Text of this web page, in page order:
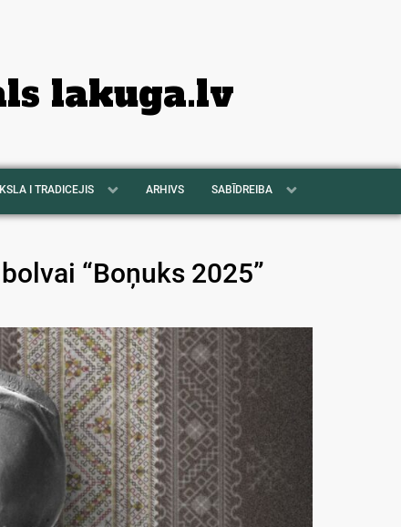
lakuga.lv
I TRADICEJIS ARHIVS SABĪDREIBA
“Boņuks 2025”